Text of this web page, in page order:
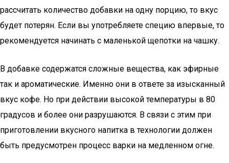
рассчитать количество добавки на одну порцию, то вкус
будет потерян. Если вы употребляете специю впервые, то
рекомендуется начинать с маленькой щепотки на чашку.
В добавке содержатся сложные вещества, как эфирные
так и ароматические. Именно они в ответе за изысканный
вкус кофе. Но при действии высокой температуры в 80
градусов и более они разрушаются. В связи с этим при
приготовлении вкусного напитка в технологии должен
быть предусмотрен процесс варки на медленном огне.